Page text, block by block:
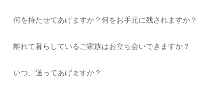
何を持たせてあげますか？何をお手元に残されますか？
離れて暮らしているご家族はお立ち会いできますか？
いつ、送ってあげますか？